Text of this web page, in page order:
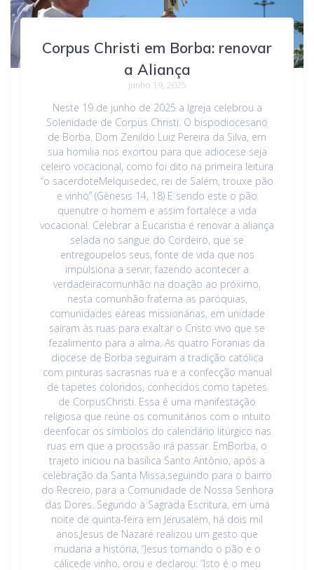
Corpus Christi em Borba: renovar
a Aliança
junho 19, 2025
Neste 19 de junho de 2025 a Igreja celebrou a
Solenidade de Corpus Christi. O bispodiocesano
de Borba, Dom Zenildo Luiz Pereira da Silva, em
sua homilia nos exortou para que adiocese seja
celeiro vocacional, como foi dito na primeira leitura
“o sacerdoteMelquisedec, rei de Salém, trouxe pão
e vinho” (Gênesis 14, 18) E sendo este o pão
quenutre o homem e assim fortalece a vida
vocacional. Celebrar a Eucaristia é renovar a aliança
selada no sangue do Cordeiro, que se
entregoupelos seus, fonte de vida que nos
impulsiona a servir, fazendo acontecer a
verdadeiracomunhão na doação ao próximo,
nesta comunhão fraterna as paróquias,
comunidades eáreas missionárias, em unidade
saíram às ruas para exaltar o Cristo vivo que se
fezalimento para a alma. As quatro Foranias da
diocese de Borba seguiram a tradição católica
com pinturas sacrasnas rua e a confecção manual
de tapetes coloridos, conhecidos como tapetes
de CorpusChristi. Essa é uma manifestação
religiosa que reúne os comunitários com o intuito
deenfocar os símbolos do calendário litúrgico nas
ruas em que a procissão irá passar. EmBorba, o
trajeto iniciou na basílica Santo Antônio, após a
celebração da Santa Missa,seguindo para o bairro
do Recreio, para a Comunidade de Nossa Senhora
das Dores. Segundo a Sagrada Escritura, em uma
noite de quinta-feira em Jerusalém, há dois mil
anos,Jesus de Nazaré realizou um gesto que
mudaria a história, “Jesus tomando o pão e o
cálicede vinho, orou e declarou: “Isto é o meu